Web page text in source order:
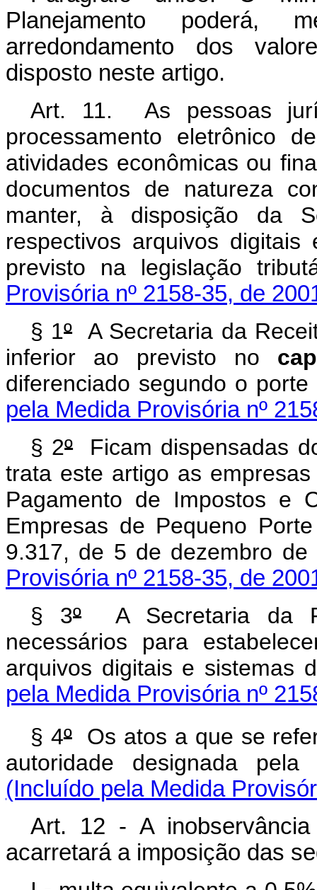
Planejamento poderá,
arredondamento dos
disposto neste artigo.
Art. 11. As pessoas
processamento eletrônico
atividades econômicas ou
documentos de natureza
manter, à disposição da
respectivos arquivos
previsto na legislação
Provisória nº 2158-35, de
§ 1ºA Secretaria da
inferior ao previsto no
diferenciado segundo o
pela Medida Provisória nº
§ 2ºFicam dispensadas
trata este artigo as
Pagamento de Impostos e
Empresas de Pequeno
9.317, de 5 de dezembro
Provisória nº 2158-35, de
§ 3ºA Secretaria da
necessários para
arquivos digitais e sistemas
pela Medida Provisória nº
§ 4ºOs atos a que se
autoridade designada
(Incluído pela Medida
Art. 12 - A
acarretará a imposição das